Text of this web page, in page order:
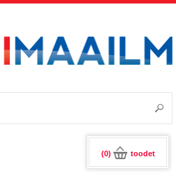
(0) toodet